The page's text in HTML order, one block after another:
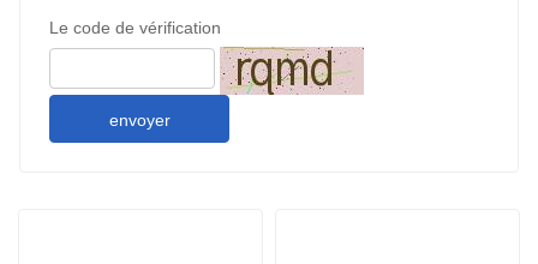
Le code de vérification
envoyer